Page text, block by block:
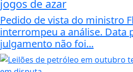
jogos de azar
Pedido de vista do ministro
interrompeu a análise. Data
julgamento não foi...